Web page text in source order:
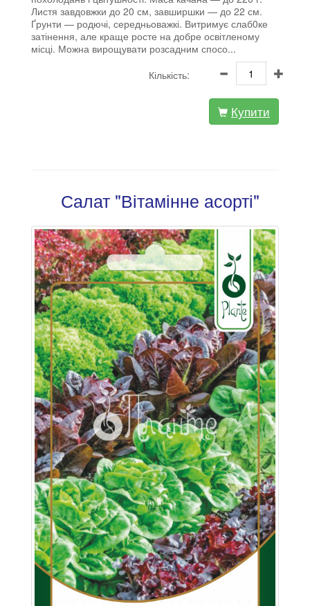
Листя завдовжки до 20 см, завширшки — до 22 см.
Ґрунти — родючі, середньоважкі. Витримує слаб0ке
затінення, але краще росте на добре освітленому
місці. Можна вирощувати розсадним спосо...
Кількість:
Купити
Салат "Вітамінне асорті"